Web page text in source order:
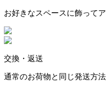
お好きなスペースに飾って
交換・返送
通常のお荷物と同じ発送方